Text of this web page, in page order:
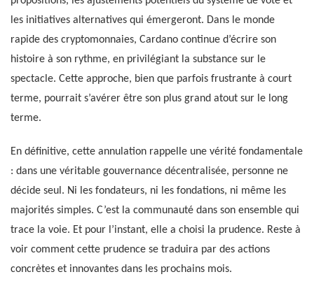
les initiatives alternatives qui émergeront. Dans le monde
rapide des cryptomonnaies, Cardano continue d’écrire son
histoire à son rythme, en privilégiant la substance sur le
spectacle. Cette approche, bien que parfois frustrante à court
terme, pourrait s’avérer être son plus grand atout sur le long
terme.
En définitive, cette annulation rappelle une vérité fondamentale
: dans une véritable gouvernance décentralisée, personne ne
décide seul. Ni les fondateurs, ni les fondations, ni même les
majorités simples. C’est la communauté dans son ensemble qui
trace la voie. Et pour l’instant, elle a choisi la prudence. Reste à
voir comment cette prudence se traduira par des actions
concrètes et innovantes dans les prochains mois.